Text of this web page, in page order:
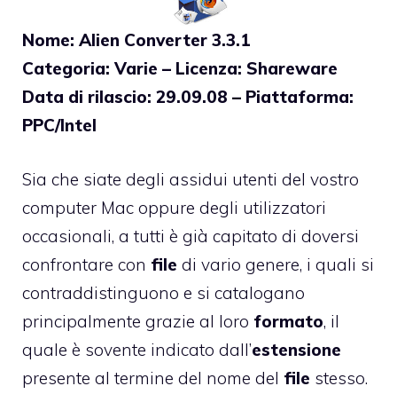
Nome: Alien Converter 3.3.1
Categoria: Varie – Licenza: Shareware
Data di rilascio: 29.09.08 – Piattaforma:
PPC/Intel
Sia che siate degli assidui utenti del vostro
computer Mac oppure degli utilizzatori
occasionali, a tutti è già capitato di doversi
confrontare con file di vario genere, i quali si
contraddistinguono e si catalogano
principalmente grazie al loro formato, il
quale è sovente indicato dall’estensione
presente al termine del nome del file stesso.